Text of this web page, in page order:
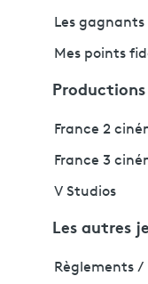
Les gagnants
Mes points
France 2
France 3
V Studios
Les autres
Règlements /